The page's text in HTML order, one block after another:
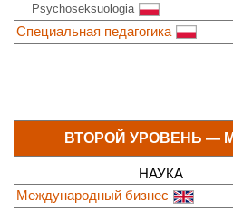
Psychoseksuologia
Специальная педагогика
ВТОРОЙ УРОВЕНЬ —
НАУКА
Международный бизнес